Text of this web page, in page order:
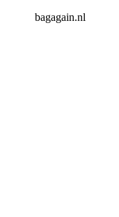
bagagain.nl